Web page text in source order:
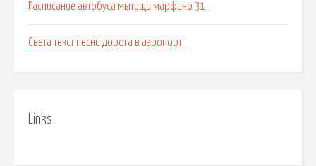
Расписание автобуса мытищи марфино 31
Света текст песни дорога в аэропорт
Links